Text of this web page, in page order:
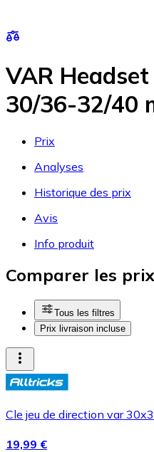
VAR
30/36-32/40
Prix
Analyses
Historique des prix
Avis
Info produit
Comparer les
Tous les filtres
Prix livraison incluse
Cle jeu de direction var
19,99 €